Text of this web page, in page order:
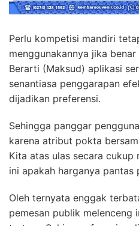
Perlu kompetisi mandiri
menggunakannya jika
Berarti (Maksud) aplikasi
senantiasa penggarapan
dijadikan preferensi.
Sehingga panggar
karena atribut pokta
Kita atas ulas secara cukup
ini apakah harganya pantas
Oleh ternyata enggak
pemesan publik melenceng